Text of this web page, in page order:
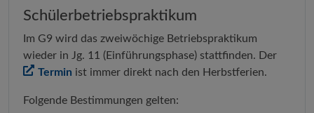
Schülerbetriebspraktikum
Im G9 wird das zweiwöchige Betriebspraktikum
wieder in Jg. 11 (Einführungsphase) stattfinden. Der
Termin ist immer direkt nach den Herbstferien.
Folgende Bestimmungen gelten: